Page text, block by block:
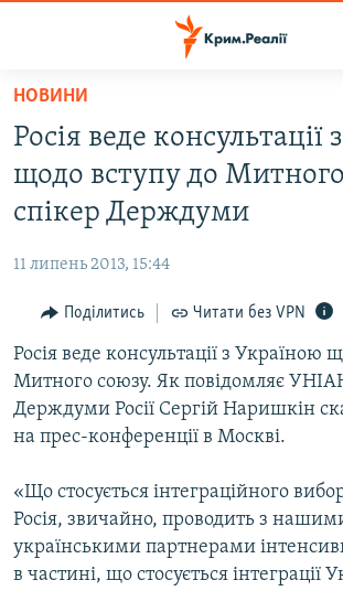
Перейти
основного
матеріалу
Перейти
до
основної
Перейти
пошуку
ВОДА.КРИМ
ВІДЕО ТА ФОТО
БЛОГИ
ПОГЛЯД
ІНТЕРВ'Ю
СПЕЦПРОЕКТИ
ВІДЕОУРОКИ «ELIFBE»
СВІДЧЕННЯ ОКУПАЦІЇ
Русский
Qırımtatar
НОВИНИ
Росія веде консультації
щодо вступу до
спікер Держдуми
11 липень 2013, 15:44
Поділитись Читати без VPN
Росія веде консультації з Україною
Митного союзу. Як повідомляє
Держдуми Росії Сергій Наришкін
на прес-конференції в Москві.
«Що стосується інтеграційного
Росія, звичайно, проводить з
українськими партнерами
в частині, що стосується інтеграції